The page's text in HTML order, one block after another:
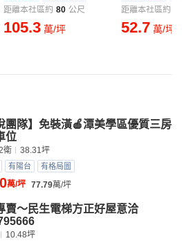
距離本社區約 80 公尺
105.3 萬/坪
距離本社區約
52.7 萬/坪
團隊】免裝潢🍎潭美學區優質三房
位
衛 38.31坪
有陽台 有格局圖
萬/坪 77.79萬/坪
賣～民生電梯方正好屋意洽
10.48坪